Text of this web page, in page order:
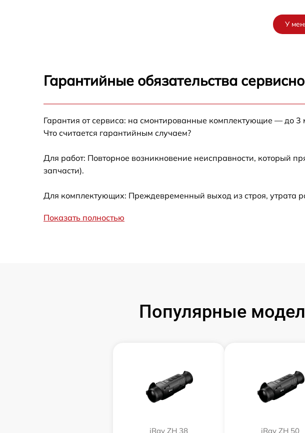
Ремонт встроенного дальнометра и
других устройств
Замена микросхемы логики
Ремонт цепи питания
Прошивка (Обновление ПО)
У
Гарантийные обязательства
Гарантия от сервиса: на смонтированные комплектующие — до 3
Что считается гарантийным случаем?
Для работ: Повторное возникновение неисправности, который
запчасти).
Для комплектующих: Преждевременный выход из строя, утрата
Показать полностью
Популярные
iRay ZH 38 iRay ZH 50